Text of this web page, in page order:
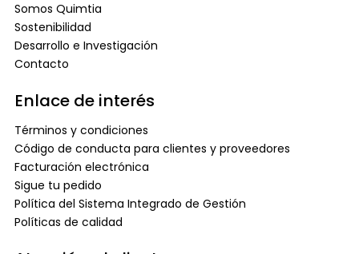
Somos Quimtia
Sostenibilidad
Desarrollo e Investigación
Contacto
Enlace de interés
Términos y condiciones
Código de conducta para clientes y proveedores
Facturación electrónica
Sigue tu pedido
Política del Sistema Integrado de Gestión
Políticas de calidad